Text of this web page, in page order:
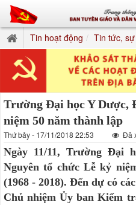
Tin hoạt động Tin tức,
Trường Đại học Y Dược,
niệm 50 năm thành lập
Thứ bảy - 17/11/2018 22:53 Đã
Ngày 11/11, Trường Đại
Nguyên tổ chức Lễ kỷ
(1968 - 2018). Đến dự có
Chủ nhiệm Ủy ban Kiểm